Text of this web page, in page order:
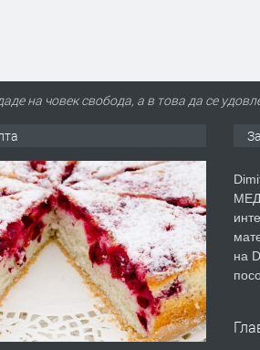
на човек свобода, а в това да се
на